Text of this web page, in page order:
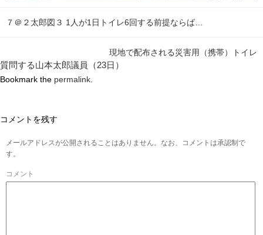
７＠２太郎図３ 1人が1日トイレ6回する前提ならば…
現地で配布される災害用（携帯）トイレ
質問する山本太郎議員（23日）
Bookmark the permalink
コメントを残す
メールアドレスが公開されることはありません。なお、コメントは承認制で
す。
コメント